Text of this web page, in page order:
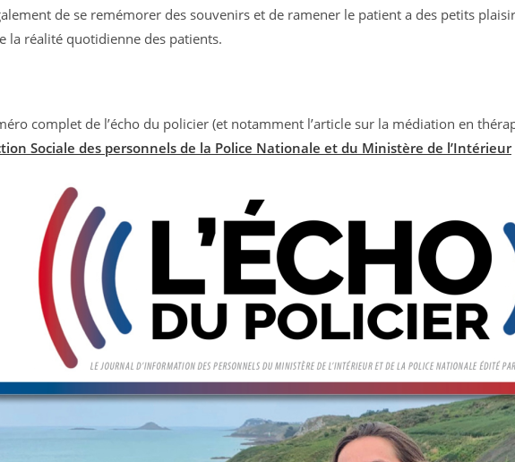
de se remémorer des souvenirs et de ramener le patient a des petits
la réalité quotidienne des patients.
complet de l’écho du policier (et notamment l’article sur la médiation en
Sociale des personnels de la Police Nationale et du Ministère de l’Intérieur